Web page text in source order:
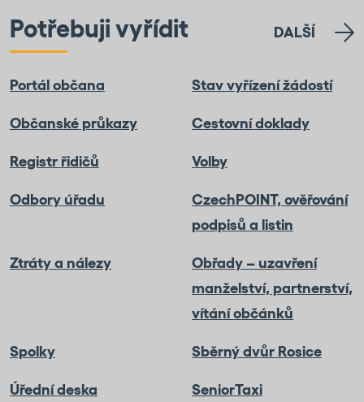
Potřebuji vyřídit DALŠÍ
Portál občana Stav vyřízení žádostí
Občanské průkazy Cestovní doklady
Registr řidičů Volby
Odbory úřadu
CzechPOINT, ověřování
podpisů a listin
Ztráty a nálezy
Obřady – uzavření
manželství, partnerství,
vítání občánků
Spolky Sběrný dvůr Rosice
Úřední deska SeniorTaxi